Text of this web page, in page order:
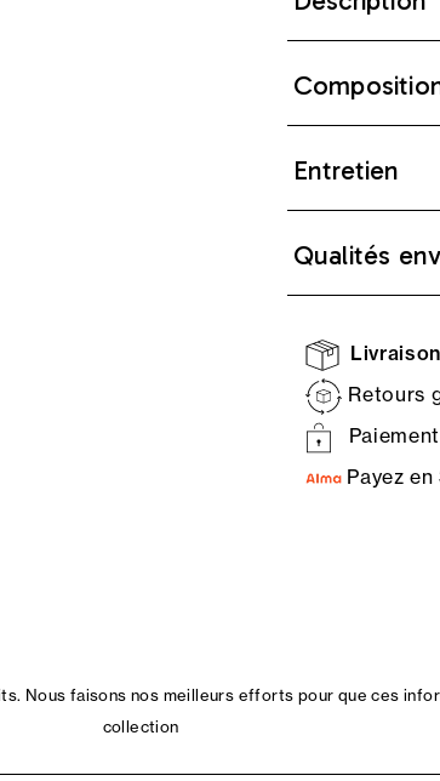
Entretien
Qualités
Livraison
Retours
Payez en
Nous faisons nos meilleurs efforts pour que ces
collection